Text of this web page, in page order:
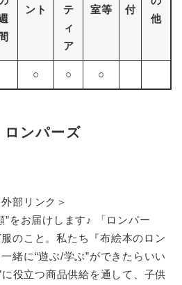
間
ント
テ
ィ
ア
室等
付
他
○ ○ ○
ンパーズ
外部リンク＞
”をお届けします♪ 「ロンパー
のこと。私たち『布絵本のロン
緒に“遊ぶ/学ぶ”ができたらいい
役立つ商品供給を通して、子供